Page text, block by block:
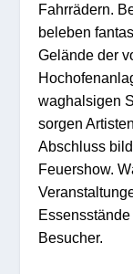
Fahrrädern.
beleben
Gelände der
waghalsigen
sorgen
Abschluss
Feuershow.
Besucher.